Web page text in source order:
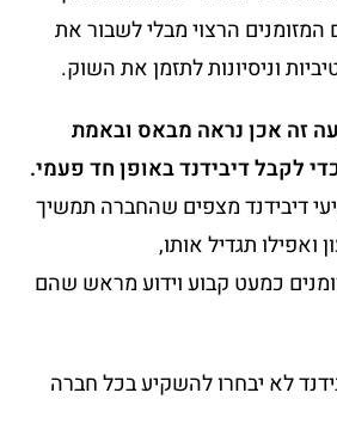
הרצוי מבלי לשבור את
וניסיונות לתזמן את השוק.
זה אכן נראה מבאס ובאמת
לקבל דיבידנד באופן חד פעמי.
דיבידנד מצפים שהחברה תמשיך
ואפילו תגדיל אותו,
כמעט קבוע וידוע מראש שהם
לא יבחרו להשקיע בכל חברה